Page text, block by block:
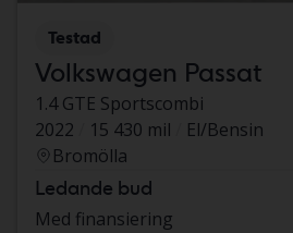
Testad
Volkswagen Passat
1.4 GTE Sportscombi
2022
15 430 mil
El/Bensin
Bromölla
Ledande bud
Med finansiering